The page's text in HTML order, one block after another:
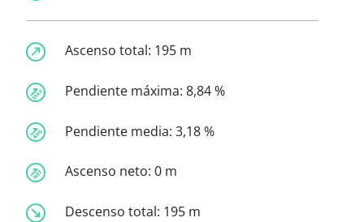
Ascenso total: 195 m
Pendiente máxima: 8,84 %
Pendiente media: 3,18 %
Ascenso neto: 0 m
Descenso total: 195 m